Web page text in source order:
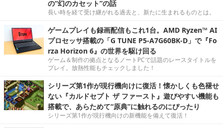
の“幻のカセット”の話
長い時を経て受け継がれる過去と、新たに生まれるものとは。
ゲームプレイも録画配信もこれ1台。AMD Ryzen™ AI
プロセッサ搭載の「G TUNE P5-A7G60BK-D」で『Fo
rza Horizon 6』の世界を駆け回る
ゲーム＆制作の拠点となるノートPCで話題のレースタイトルを
プレイ。放熱性能もチェックしました！
シリーズ第1作が現行機向けに復活！懐かしくも色褪せ
ない『カルドセプト ザ ファースト』遊びやすい機能も
搭載で、あらためて“原典”に触れるのにぴったり
シリーズ第1作が現行機向けの新機能を備えて復活！